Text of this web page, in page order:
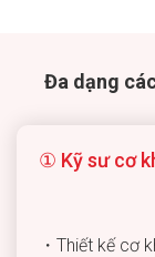
Đa dạng
① Kỹ sư cơ
・Thiết kế cơ